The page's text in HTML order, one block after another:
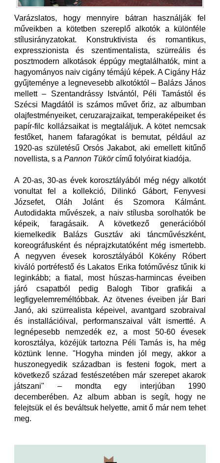
Varázslatos, hogy mennyire bátran használják fel
műveikben a kötetben szereplő alkotók a különféle
stílusirányzatokat. Konstruktivista és romantikus,
expresszionista és szentimentalista, szürreális és
posztmodern alkotások éppúgy megtalálhatók, mint a
hagyományos naiv cigány témájú képek. A Cigány Ház
gyűjteménye a legnevesebb alkotóktól – Balázs János
mellett – Szentandrássy Istvántól, Péli Tamástól és
Szécsi Magdától is számos művet őriz, az albumban
olajfestményeiket, ceruzarajzaikat, temperaképeiket és
papír-filc kollázsaikat is megtaláljuk. A kötet nemcsak
festőket, hanem fafaragókat is bemutat, például az
1920-as születésű Orsós Jakabot, aki emellett kitűnő
novellista, s a Pannon Tükörcímű folyóirat kiadója.
A 20-as, 30-as évek korosztályából még négy alkotót
vonultat fel a kollekció, Dilinkó Gábort, Fenyvesi
Józsefet, Oláh Jolánt és Szomora Kálmánt.
Autodidakta művészek, a naiv stílusba sorolhatók be
képeik, faragásaik. A következő generációból
kiemelkedik Balázs Gusztáv aki táncművészként,
koreográfusként és néprajzkutatóként még ismertebb.
A negyven évesek korosztályából Kökény Róbert
kiváló portréfestő és Lakatos Erika fotóművész tűnik ki
leginkább; a fiatal, most húszas-harmincas éveiben
járó csapatból pedig Balogh Tibor grafikái a
legfigyelemreméltóbbak. Az ötvenes éveiben jár Bari
Janó, aki szürrealista képeivel, avantgard szobraival
és installációival, performanszaival vált ismertté. A
legnépesebb nemzedék ez, a most 50-60 évesek
korosztálya, közéjük tartozna Péli Tamás is, ha még
köztünk lenne. "Hogyha minden jól megy, akkor a
huszonegyedik században is festeni fogok, mert a
következő század festészetében már szerepet akarok
játszani" – mondta egy interjúban 1990
decemberében. Az album abban is segít, hogy ne
felejtsük el és beváltsuk helyette, amit ő már nem tehet
meg.